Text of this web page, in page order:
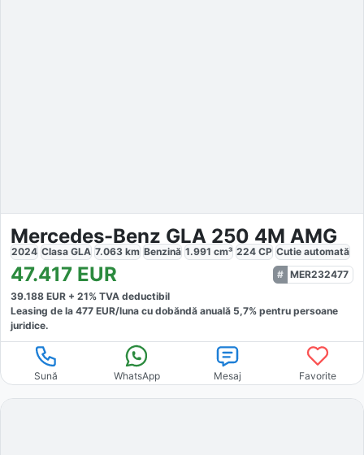
Mercedes-Benz GLA 250 4M AMG
2024 Clasa GLA 7.063 km Benzină 1.991 cm³ 224 CP Cutie automată
47.417 EUR
MER232477
39.188 EUR + 21% TVA deductibil
Leasing de la 477 EUR/luna cu dobăndă anuală 5,7% pentru persoane
juridice.
Sună WhatsApp Mesaj Favorite